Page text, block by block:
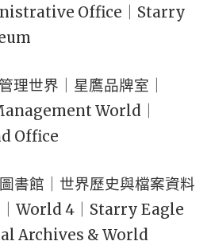
Office｜Starry
理世界｜星鷹品牌室｜
World｜
Office
書館｜世界歷史與檔案資料
｜World 4｜Starry Eagle
Archives & World